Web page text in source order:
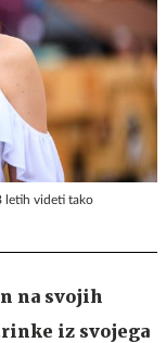
letih videti tako
na svojih
iz svojega